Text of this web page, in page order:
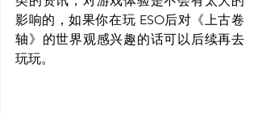
影响的，如果你在玩 ESO后对《上古卷
轴》的世界观感兴趣的话可以后续再去
玩玩。